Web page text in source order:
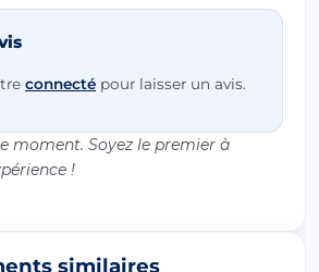
connecté pour laisser un avis.
moment. Soyez le premier à
!
similaires